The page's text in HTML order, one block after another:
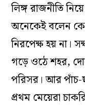
লিঙ্গ রাজনীতি
অনেকেই বলেন
নিরপেক্ষ হয় না।
গড়ে ওঠে শহর,
পরিসর। আর পাঁচ-
প্রথম মেয়েরা